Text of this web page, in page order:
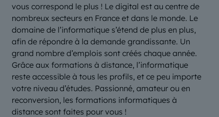
vous correspond le plus ! Le digital est au centre de
nombreux secteurs en France et dans le monde. Le
domaine de l’informatique s’étend de plus en plus,
afin de répondre à la demande grandissante. Un
grand nombre d’emplois sont créés chaque année.
Grâce aux formations à distance, l’informatique
reste accessible à tous les profils, et ce peu importe
votre niveau d’études. Passionné, amateur ou en
reconversion, les formations informatiques à
distance sont faites pour vous !